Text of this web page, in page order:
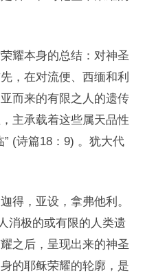
耀本身的总结：对神圣
，在对流便、西缅和利
而来的有限之人的遗传
主承载着这些属天品性
” (诗篇18：9) 。犹大代
得，亚设，拿弗他利。
消极的或有限的人类遗
之后，呈现出来的神圣
的耶稣荣耀的轮廓，是